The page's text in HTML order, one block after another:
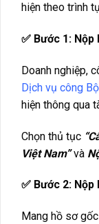
hiện theo trình
✅ Bước 1:
Doanh nghiệp,
Dịch vụ công
hiện thông qua
Chọn thủ tục
Việt Nam”và
✅ Bước 2:
Mang hồ sơ